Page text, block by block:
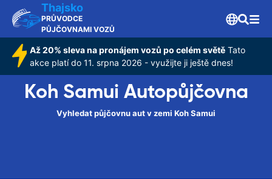
Thajsko
PRŮVODCE
PŮJČOVNAMI VOZŮ
Až 20% sleva na pronájem vozů po celém světě Tato
akce platí do 11. srpna 2026 - využijte ji ještě dnes!
Koh Samui Autopůjčovna
Vyhledat půjčovnu aut v zemi Koh Samui